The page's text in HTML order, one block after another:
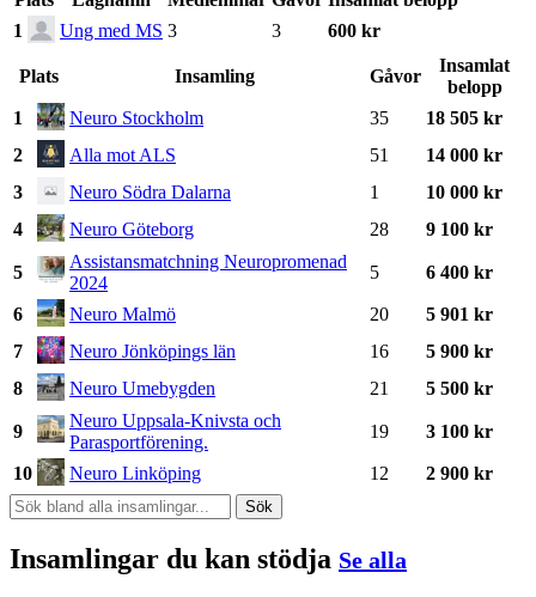
1
Ung med MS 3 3 600 kr
Plats Insamling Gåvor
Insamlat
belopp
1
Neuro Stockholm 35
18 505 kr
2
Alla mot ALS 51
14 000 kr
3
Neuro Södra Dalarna 1
10 000 kr
4
Neuro Göteborg 28 9 100 kr
5
Assistansmatchning Neuropromenad
2024
5 6 400 kr
6 Neuro Malmö 20
5 901 kr
7
Neuro Jönköpings län 16
5 900 kr
8
Neuro Umebygden 21 5 500 kr
9
Neuro Uppsala-Knivsta och
Parasportförening.
19 3 100 kr
10 Neuro Linköping 12 2 900 kr
Sök
Insamlingar du kan stödja Se alla